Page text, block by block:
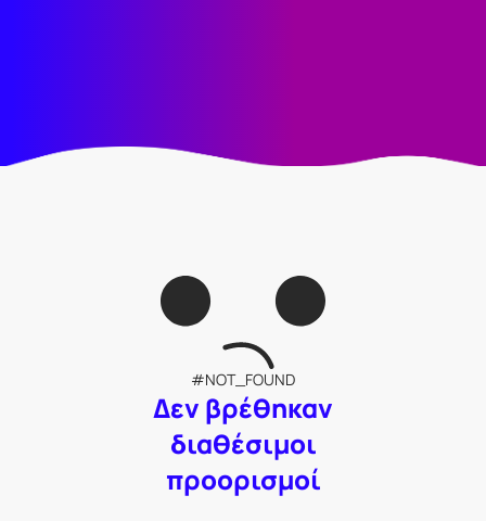
#NOT_FOUND
Δεν βρέθηκαν
διαθέσιμοι
προορισμοί